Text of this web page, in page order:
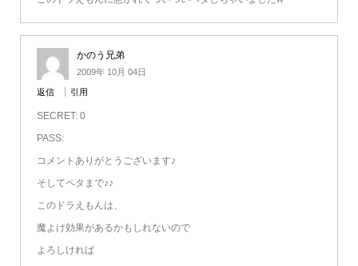
かのう兄弟
2009年 10月 04日
返信 引用
SECRET: 0
PASS:
コメントありがとうございます♪
そしてペタまで♪♪
このドラえもんは、
魔よけ効果があるかもしれないので
よろしければ